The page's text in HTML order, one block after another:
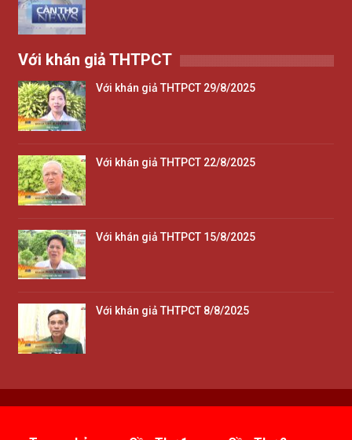
Với khán giả THTPCT
Với khán giả THTPCT 29/8/2025
Với khán giả THTPCT 22/8/2025
Với khán giả THTPCT 15/8/2025
Với khán giả THTPCT 8/8/2025